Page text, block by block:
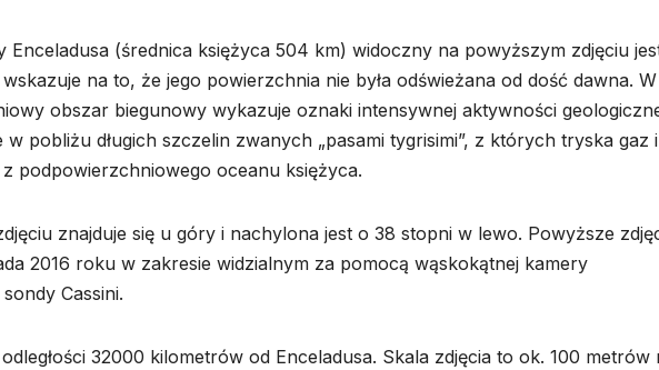
Enceladusa (średnica księżyca 504 km) widoczny na powyższym zdjęciu
na to, że jego powierzchnia nie była odświeżana od dość dawna. W
obszar biegunowy wykazuje oznaki intensywnej aktywności
pobliżu długich szczelin zwanych „pasami tygrisimi”, z których tryska gaz i
podpowierzchniowego oceanu księżyca.
znajduje się u góry i nachylona jest o 38 stopni w lewo. Powyższe
2016 roku w zakresie widzialnym za pomocą wąskokątnej kamery
Cassini.
32000 kilometrów od Enceladusa. Skala zdjęcia to ok. 100 metrów